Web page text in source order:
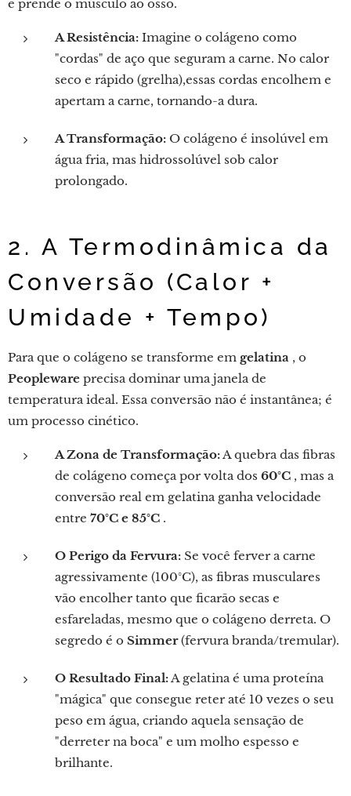
e prende o músculo ao osso.
A Resistência: Imagine o colágeno como
"cordas" de aço que seguram a carne. No calor
seco e rápido (grelha),essas cordas encolhem e
apertam a carne, tornando-a dura.
A Transformação: O colágeno é insolúvel em
água fria, mas hidrossolúvel sob calor
prolongado.
2. A Termodinâmica da
Conversão (Calor +
Umidade + Tempo)
Para que o colágeno se transforme em gelatina , o
Peopleware precisa dominar uma janela de
temperatura ideal. Essa conversão não é instantânea; é
um processo cinético.
A Zona de Transformação:A quebra das fibras
de colágeno começa por volta dos 60°C , mas a
conversão real em gelatina ganha velocidade
entre 70°C e 85°C .
O Perigo da Fervura: Se você ferver a carne
agressivamente (100°C), as fibras musculares
vão encolher tanto que ficarão secas e
esfareladas, mesmo que o colágeno derreta. O
segredo é o Simmer(fervura branda/tremular).
O Resultado Final:A gelatina é uma proteína
"mágica" que consegue reter até 10 vezes o seu
peso em água, criando aquela sensação de
"derreter na boca" e um molho espesso e
brilhante.